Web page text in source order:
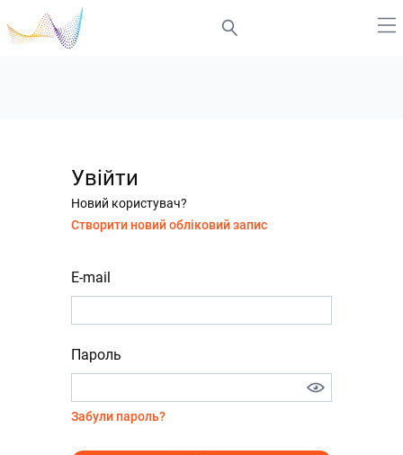
Увійти
Новий користувач?
Створити новий обліковий запис
E-mail
Пароль
Забули пароль?